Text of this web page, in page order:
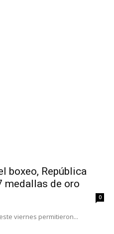
boxeo, República
medallas de oro
0
viernes permitieron...